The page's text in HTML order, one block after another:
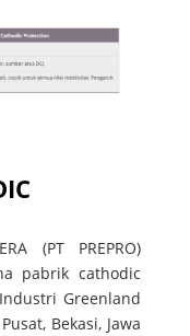
(PT PREPRO)
pabrik cathodic
Greenland
Bekasi, Jawa